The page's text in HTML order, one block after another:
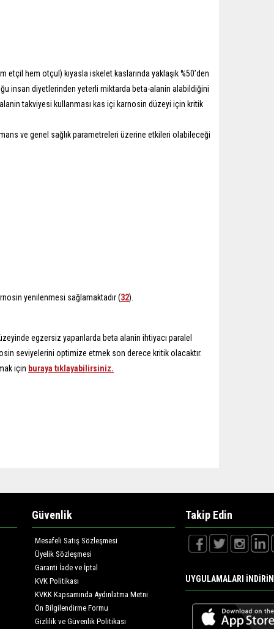
etçil hem otçul) kıyasla iskelet kaslarında yaklaşık %50’den
insan diyetlerinden yeterli miktarda beta-alanin alabildiğini
takviyesi kullanması kas içi karnosin düzeyi için kritik
ve genel sağlık parametreleri üzerine etkileri olabileceği
yenilenmesi sağlamaktadır (32).
egzersiz yapanlarda beta alanin ihtiyacı paralel
seviyelerini optimize etmek son derece kritik olacaktır.
için buraya tıklayabilirsiniz.
Güvenlik
Mesafeli Satış Sözleşmesi
Üyelik Sözleşmesi
Garanti İade ve İptal
KVK Politikası
KVKK Kapsamında Aydınlatma Metni
Ön Bilgilendirme Formu
Gizlilik ve Güvenlik Politikası
Takip Edin
UYGULAMALARI İNDİRİN